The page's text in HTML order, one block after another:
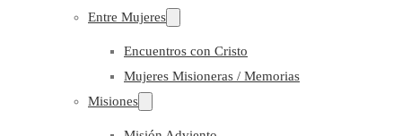
Entre Mujeres
Encuentros con Cristo
Mujeres Misioneras / Memorias
Misiones